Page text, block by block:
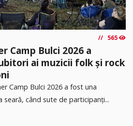
565
Camp Bulci 2026 a
ai muzicii folk și rock
Camp Bulci 2026 a fost una
când sute de participanți...